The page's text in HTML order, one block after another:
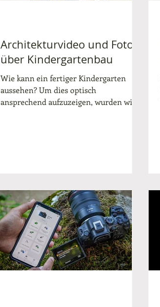
Architekturvideo und Fotos
über Kindergartenbau
Wie kann ein fertiger Kindergarten
aussehen? Um dies optisch
ansprechend aufzuzeigen, wurden wir